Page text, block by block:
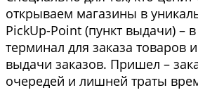
открываем магазины в
PickUp-Point (пункт выдачи) –
терминал для заказа товаров
выдачи заказов. Пришел –
очередей и лишней траты